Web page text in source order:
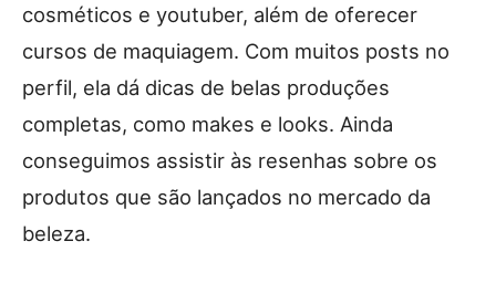
cosméticos e youtuber, além de oferecer
cursos de maquiagem. Com muitos posts no
perfil, ela dá dicas de belas produções
completas, como makes e looks. Ainda
conseguimos assistir às resenhas sobre os
produtos que são lançados no mercado da
beleza.